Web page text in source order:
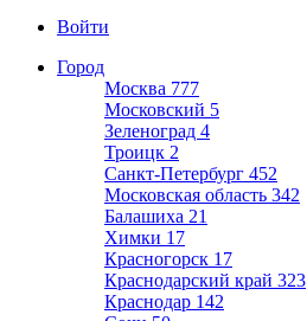
Войти
Город
Москва 777
Московский 5
Зеленоград 4
Троицк 2
Санкт-Петербург 452
Московская область 342
Балашиха 21
Химки 17
Красногорск 17
Краснодарский край 323
Краснодар 142